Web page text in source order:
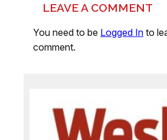
LEAVE A COMMENT
You need to be Logged In to
comment.